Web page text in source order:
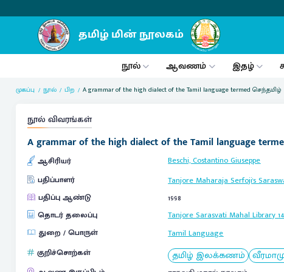
நூல் ஆவணம் இதழ்
முகப்பு நூல் பிற A grammar of the high dialect of the Tamil language termed செந்தமிழ்
நூல் விவரங்கள்
A grammar of the high dialect of the Tamil language
ஆசிரியர்
Beschi, Costantino Giuseppe
பதிப்பாளர்
Tanjore Maharaja Serfoji's
பதிப்பு ஆண்டு
1998
தொடர் தலைப்பு
Tanjore Sarasvati Mahal Library
துறை / பொருள்
Tamil Language
குறிச்சொற்கள்
தமிழ் இலக்கணம்